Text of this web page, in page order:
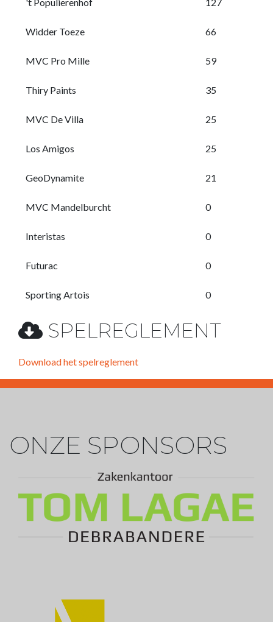
Widder Toeze 66
MVC Pro Mille 59
Thiry Paints 35
MVC De Villa 25
Los Amigos 25
GeoDynamite 21
MVC Mandelburcht 0
Interistas 0
Futurac 0
Sporting Artois 0
SPELREGLEMENT
Download het spelreglement
ONZE SPONSORS